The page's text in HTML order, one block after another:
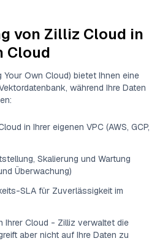
von Zilliz Cloud in
Cloud
Your Own Cloud) bietet Ihnen eine
während Ihre Daten
in Ihrer eigenen VPC (AWS, GCP,
Skalierung und Wartung
Überwachung)
SLA für Zuverlässigkeit im
Ihrer Cloud - Zilliz verwaltet die
aber nicht auf Ihre Daten zu